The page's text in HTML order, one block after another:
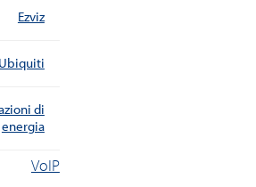
Ezviz
Ubiquiti
di
energia
VoIP